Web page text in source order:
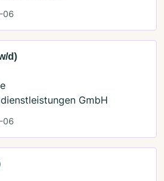
06
d)
GmbH
06